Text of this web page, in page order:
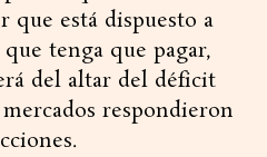
que está dispuesto a
tenga que pagar,
del altar del déficit
respondieron